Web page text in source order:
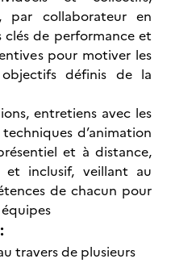
par collaborateur en
de performance et
pour motiver les
définis de la
entretiens avec les
d’animation
et à distance,
et inclusif, veillant au
de chacun pour
travers de plusieurs